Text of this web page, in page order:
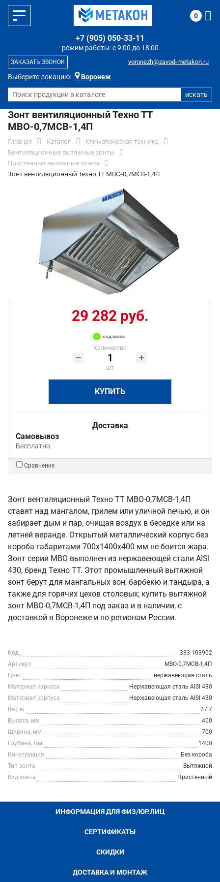
Выберите локацию: Воронеж
режим работы: с 9:00 до 18:00
+7 (905) 050-33-11
voronezh@zavod-metakon.ru
ЗАКАЗАТЬ ЗВОНОК
0
Зонт вентиляционный Техно ТТ
МВО-0,7МСВ-1,4П
Главная Каталог
Климатическая техника
Вентиляционные вытяжные зонты
Пристенные вытяжные зонты
Зонт вентиляционный Техно ТТ МВО-0,7МСВ-1,4П
29 282 руб.
под заказ
Количество
шт
КУПИТЬ
Доставка
Самовывоз
Бесплатно.
Сравнение
Зонт вентиляционный Техно ТТ МВО-0,7МСВ-1,4П
ставят над мангалом, грилем или уличной печью, и он
забирает дым и пар, очищая воздух в беседке или на
летней веранде. Открытый металлический корпус без
короба габаритами 700х1400х400 мм не боится жара.
Зонт серии МВО выполнен из нержавеющей стали AISI
430, бренд Техно ТТ. Этот промышленный вытяжной
зонт берут для мангальных зон, барбекю и тандыра, а
также для горячих цехов столовых; купить вытяжной
зонт МВО-0,7МСВ-1,4П под заказ и в наличии, с
доставкой в Воронеже и по регионам России.
Код
333-103902
Артикул
МВО-0,7МСВ-1,4П
Цвет
нержавеющая сталь
Материал каркаса
Нержавеющая сталь AISI 430
Материал корпуса
Нержавеющая сталь AISI 430
Вес, кг
27.7
Высота, мм
400
Ширина, мм
700
Глубина, мм
1400
Конструкция
Без короба
Тип зонта
Вытяжной
Вид зонта
Пристенный
ИНФОРМАЦИЯ ДЛЯ ФИЗ/ЮР.ЛИЦ
СЕРТИФИКАТЫ
СКИДКИ
ДОСТАВКА И МОНТАЖ